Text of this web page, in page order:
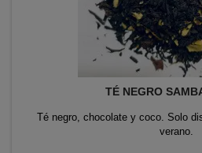
TÉ NEGRO
Té negro, chocolate y coco. Solo
verano.